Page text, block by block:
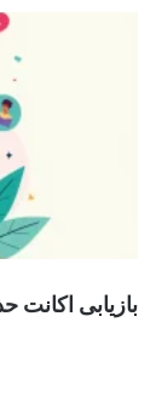
بازیابی اکانت